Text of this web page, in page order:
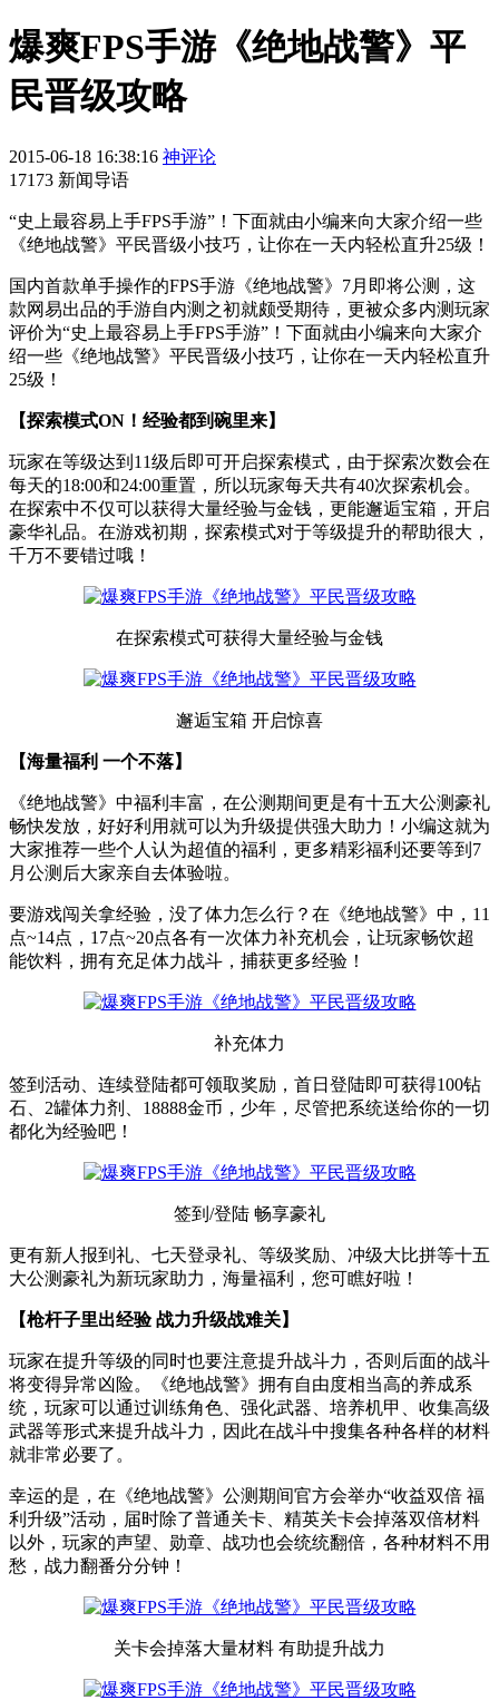
爆爽FPS手游《绝地战警》平
民晋级攻略
2015-06-18 16:38:16 神评论
17173 新闻导语
“史上最容易上手FPS手游”！下面就由小编来向大家介绍一些
《绝地战警》平民晋级小技巧，让你在一天内轻松直升25级！
国内首款单手操作的FPS手游《绝地战警》7月即将公测，这
款网易出品的手游自内测之初就颇受期待，更被众多内测玩家
评价为“史上最容易上手FPS手游”！下面就由小编来向大家介
绍一些《绝地战警》平民晋级小技巧，让你在一天内轻松直升
25级！
【探索模式ON！经验都到碗里来】
玩家在等级达到11级后即可开启探索模式，由于探索次数会在
每天的18:00和24:00重置，所以玩家每天共有40次探索机会。
在探索中不仅可以获得大量经验与金钱，更能邂逅宝箱，开启
豪华礼品。在游戏初期，探索模式对于等级提升的帮助很大，
千万不要错过哦！
在探索模式可获得大量经验与金钱
邂逅宝箱 开启惊喜
【海量福利 一个不落】
《绝地战警》中福利丰富，在公测期间更是有十五大公测豪礼
畅快发放，好好利用就可以为升级提供强大助力！小编这就为
大家推荐一些个人认为超值的福利，更多精彩福利还要等到7
月公测后大家亲自去体验啦。
要游戏闯关拿经验，没了体力怎么行？在《绝地战警》中，11
点~14点，17点~20点各有一次体力补充机会，让玩家畅饮超
能饮料，拥有充足体力战斗，捕获更多经验！
补充体力
签到活动、连续登陆都可领取奖励，首日登陆即可获得100钻
石、2罐体力剂、18888金币，少年，尽管把系统送给你的一切
都化为经验吧！
签到/登陆 畅享豪礼
更有新人报到礼、七天登录礼、等级奖励、冲级大比拼等十五
大公测豪礼为新玩家助力，海量福利，您可瞧好啦！
【枪杆子里出经验 战力升级战难关】
玩家在提升等级的同时也要注意提升战斗力，否则后面的战斗
将变得异常凶险。《绝地战警》拥有自由度相当高的养成系
统，玩家可以通过训练角色、强化武器、培养机甲、收集高级
武器等形式来提升战斗力，因此在战斗中搜集各种各样的材料
就非常必要了。
幸运的是，在《绝地战警》公测期间官方会举办“收益双倍 福
利升级”活动，届时除了普通关卡、精英关卡会掉落双倍材料
以外，玩家的声望、勋章、战功也会统统翻倍，各种材料不用
愁，战力翻番分分钟！
关卡会掉落大量材料 有助提升战力